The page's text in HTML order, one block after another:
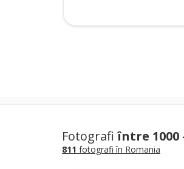
Fotografiîntre 1000
811 fotografi în Romania